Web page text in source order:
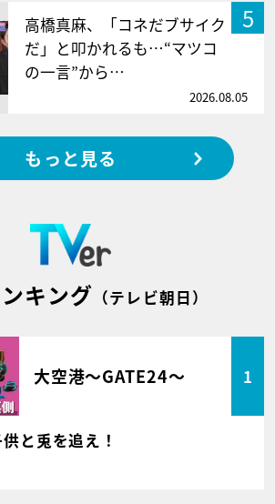
5
高橋真麻、「コネだブサイク
だ」と叩かれるも…“マツコ
の一言”から…
2026.08.05
もっと見る
キング （テレビ朝日）
大空港～GATE24～ 1
と兎を追え！